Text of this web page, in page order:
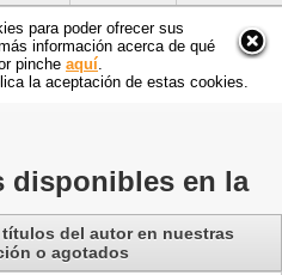
para poder ofrecer sus
información acerca de qué
pinche aquí
la aceptación de estas cookies.
disponibles en la
títulos del autoren nuestras
o agotados